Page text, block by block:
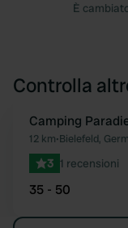
È
Controlla
Prenota ora
Camping
12 km•Bielefeld,
3 1 recensioni
35 - 50